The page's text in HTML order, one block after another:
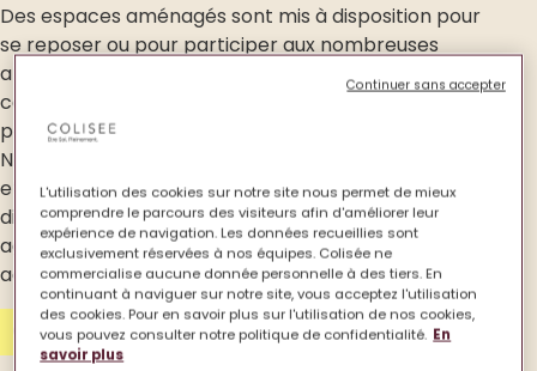
Des espaces aménagés sont mis à disposition pour
se reposer ou pour participer aux nombreuses
animations proposées. Dans la mesure de vos
capacités, vous profiterez des sorties proposées
par notre dynamique équipe d’animation sociale.
Notre démarche tiendra compte de vos souhaits
et de vos attentes. Tout sera mis à votre
disposition pour que votre séjour soit le plus
agréable possible. Nous serons heureux de vous
accueillir au sein de cette atmosphère familiale.
Contactez-nous
L'utilisation des cookies sur notre site nous permet de mieux
comprendre le parcours des visiteurs afin d'améliorer leur
expérience de navigation. Les données recueillies sont
exclusivement réservées à nos équipes. Colisée ne
commercialise aucune donnée personnelle à des tiers. En
continuant à naviguer sur notre site, vous acceptez l'utilisation
des cookies. Pour en savoir plus sur l'utilisation de nos cookies,
vous pouvez consulter notre politique de confidentialité. En
savoir plus
Continuer sans accepter